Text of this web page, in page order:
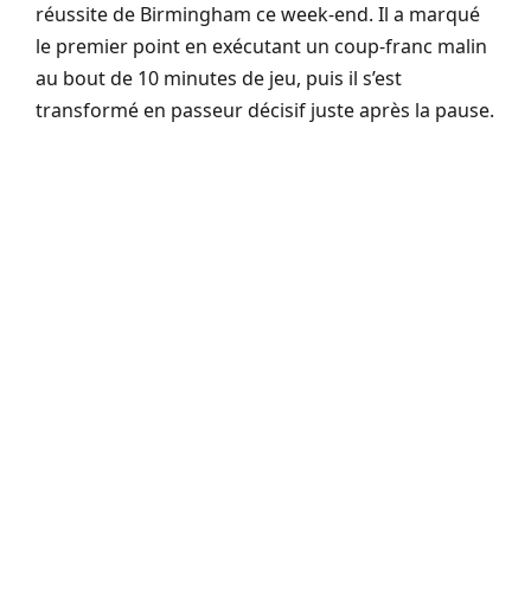
réussite de Birmingham ce week-end. Il a marqué
le premier point en exécutant un coup-franc malin
au bout de 10 minutes de jeu, puis il s’est
transformé en passeur décisif juste après la pause.